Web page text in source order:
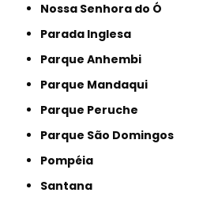
Nossa Senhora do Ó
Parada Inglesa
Parque Anhembi
Parque Mandaqui
Parque Peruche
Parque São Domingos
Pompéia
Santana